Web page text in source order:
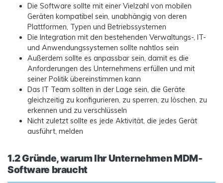
Die Software sollte mit einer Vielzahl von mobilen
Geräten kompatibel sein, unabhängig von deren
Plattformen, Typen und Betriebssystemen
Die Integration mit den bestehenden Verwaltungs-, IT-
und Anwendungssystemen sollte nahtlos sein
Außerdem sollte es anpassbar sein, damit es die
Anforderungen des Unternehmens erfüllen und mit
seiner Politik übereinstimmen kann
Das IT Team sollten in der Lage sein, die Geräte
gleichzeitig zu konfigurieren, zu sperren, zu löschen, zu
erkennen und zu verschlüsseln
Nicht zuletzt sollte es jede Aktivität, die jedes Gerät
ausführt, melden
1.2 Gründe, warum Ihr Unternehmen MDM-
Software braucht